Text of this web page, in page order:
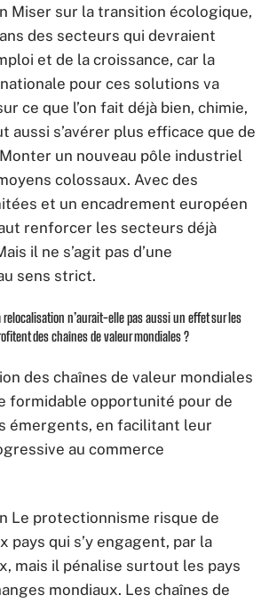
Miser sur la transition écologique,
des secteurs qui devraient
et de la croissance, car la
pour ces solutions va
ce que l’on fait déjà bien, chimie,
aussi s’avérer plus efficace que de
un nouveau pôle industriel
colossaux. Avec des
et un encadrement européen
renforcer les secteurs déjà
il ne s’agit pas d’une
sens strict.
relocalisation n’aurait-elle pas aussi un effet sur les
des chaînes de valeur mondiales ?
des chaînes de valeur mondiales
formidable opportunité pour de
émergents, en facilitant leur
au commerce
Le protectionnisme risque de
pays qui s’y engagent, par la
mais il pénalise surtout les pays
mondiaux. Les chaînes de